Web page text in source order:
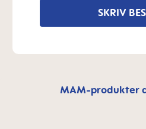
SKRIV
MAM-produkter